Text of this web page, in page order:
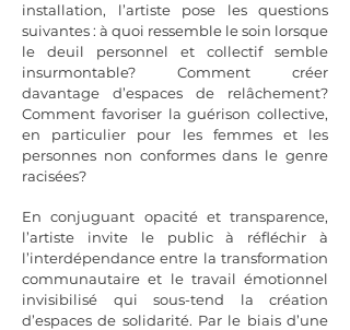
installation, l’artiste pose les questions
suivantes : à quoi ressemble le soin lorsque
le deuil personnel et collectif semble
insurmontable? Comment créer
davantage d’espaces de relâchement?
Comment favoriser la guérison collective,
en particulier pour les femmes et les
personnes non conformes dans le genre
racisées?
En conjuguant opacité et transparence,
l’artiste invite le public à réfléchir à
l’interdépendance entre la transformation
communautaire et le travail émotionnel
invisibilisé qui sous-tend la création
d’espaces de solidarité. Par le biais d’une